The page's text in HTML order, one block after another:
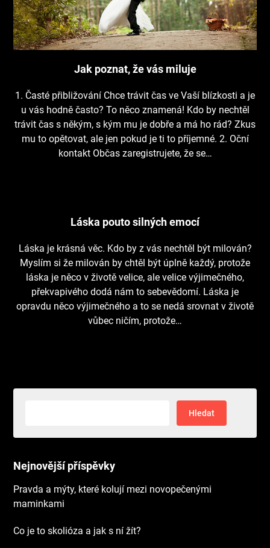
Jak poznat, že vás miluje
1. Časté přibližování Chce trávit čas ve Vaší blízkosti a je
u vás hodně často? To něco znamená! Kdo by nechtěl
trávit čas s někým, s kým mu je dobře a má ho rád? Zkus
mu to opětovat, ale jen pokud je ti to příjemné. 2. Oční
kontakt Občas zaregistrujete, že se…
Láska pouto silných emocí
Láska je krásná věc. Kdo by z vás nechtěl být milován?
Myslím si že milován by chtěl být úplně každý, protože
láska je něco v životě velice, ale velice výjimečného,
překvapivého dodá nám to sebevědomí. Láska je
opravdu něco výjimečného a to se nedá srovnat v životě
vůbec ničím, protože…
Nejnovější příspěvky
Pravda a mýty, které kolují mezi novopečenými
maminkami
Co je to skolióza a jak s ní žít?